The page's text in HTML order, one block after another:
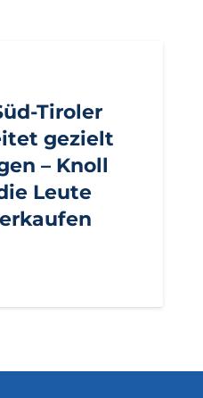
Tiroler
gezielt
– Knoll
Leute